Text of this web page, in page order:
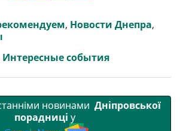
l g
r
s
A
r l
, Новости Днепра,
Интересные события
новинами Дніпровської
порадниці у